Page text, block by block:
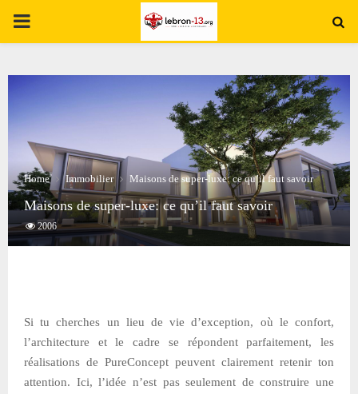
PRIMARY
Home Immobilier Maisons de super-luxe: ce qu’il faut savoir
Maisons de super-luxe: ce qu’il faut savoir
2006
Si tu cherches un lieu de vie d’exception, où le confort,
l’architecture et le cadre se répondent parfaitement, les
réalisations de PureConcept peuvent clairement retenir ton
attention. Ici, l’idée n’est pas seulement de construire une